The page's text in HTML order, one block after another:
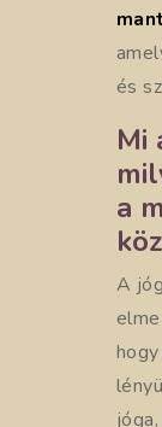
és
Mi
a
A